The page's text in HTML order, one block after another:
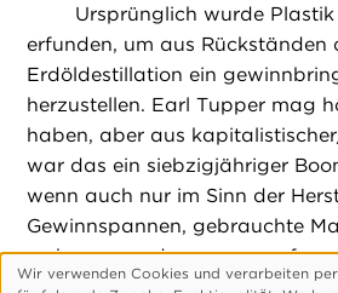
Ursprünglich wurde Plastik
erfunden, um aus Rückständen
Erdöldestillation ein
herzustellen. Earl Tupper mag
haben, aber aus
war das ein siebzigjähriger
wenn auch nur im Sinn der
Gewinnspannen, gebrauchte
verbrennen oder wegzuwerfen
wiederzuverwerten. Forschern
Verwendung
Wir verwenden Cookies und verarbeiten